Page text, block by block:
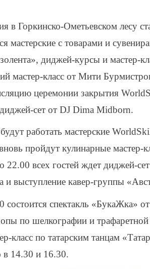
в Горкинско-Ометьевском лесу
мастерские с товарами и
диджей-курсы и мастер-
мастер-класс от Мити
церемонии закрытия
сет от DJ Dima Midborn.
работать мастерские
пройдут кулинарные мастер-
всех гостей ждет диджей-
и выступление кавер-группы
спектакль «БукаЖка»
по шелкографии и трафаретной
класс по татарским танцам
в 14.30 и 16.30.